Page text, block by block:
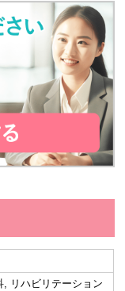
リハビリテーション